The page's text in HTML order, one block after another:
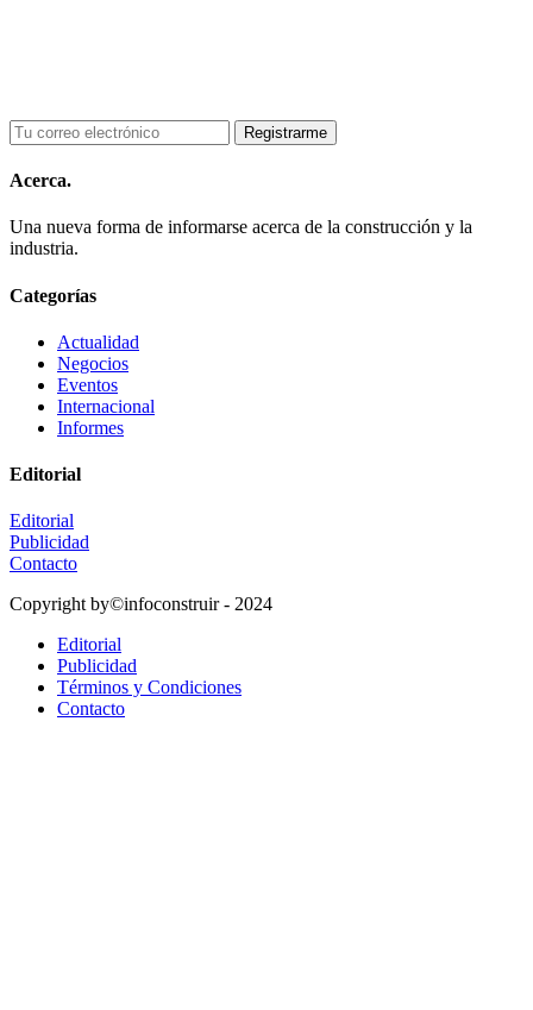
Acerca.
Una nueva forma de informarse acerca de la construcción y la
industria.
Categorías
Actualidad
Negocios
Eventos
Internacional
Informes
Editorial
Editorial
Publicidad
Contacto
Copyright by©infoconstruir - 2024
Editorial
Publicidad
Términos y Condiciones
Contacto